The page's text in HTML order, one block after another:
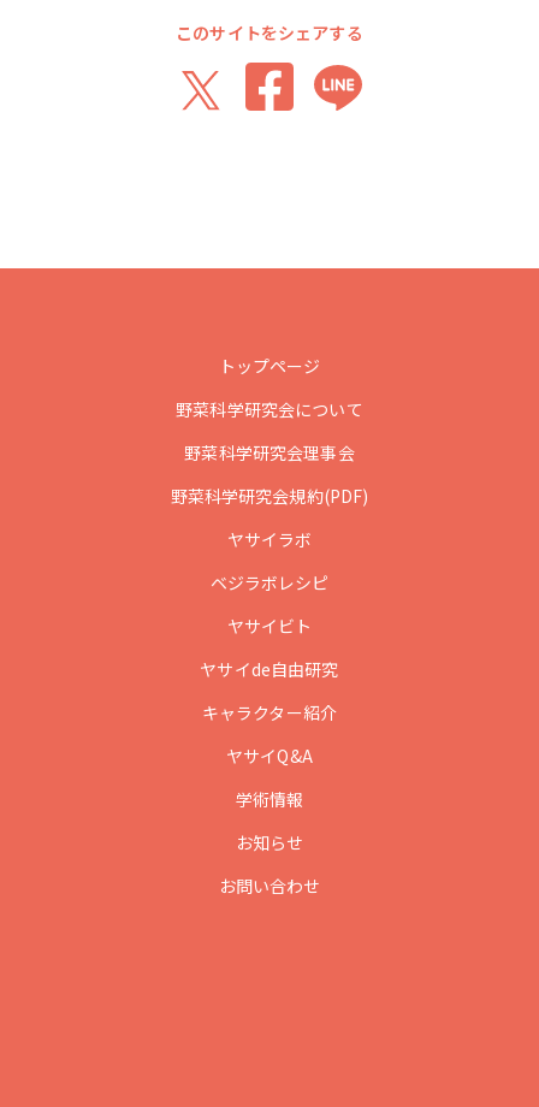
このサイトをシェアする
トップページ
野菜科学研究会について
野菜科学研究会理事会
野菜科学研究会規約(PDF)
ヤサイラボ
ベジラボレシピ
ヤサイビト
ヤサイde自由研究
キャラクター紹介
ヤサイQ&A
学術情報
お知らせ
お問い合わせ